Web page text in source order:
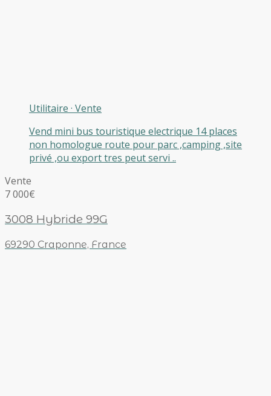
Utilitaire · Vente
Vend mini bus touristique electrique 14 places
non homologue route pour parc ,camping ,site
privé ,ou export tres peut servi ..
Vente
7 000€
3008 Hybride 99G
69290 Craponne, France